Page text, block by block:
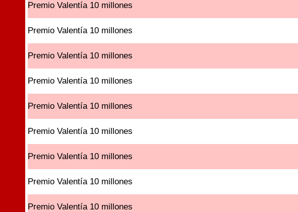
Premio Valentía 10 millones
Premio Valentía 10 millones
Premio Valentía 10 millones
Premio Valentía 10 millones
Premio Valentía 10 millones
Premio Valentía 10 millones
Premio Valentía 10 millones
Premio Valentía 10 millones
Premio Valentía 10 millones